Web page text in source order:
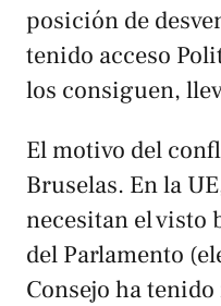
posición de
tenido acceso
los consiguen,
El motivo del
Bruselas. En la
necesitan el visto
del Parlamento
Consejo ha